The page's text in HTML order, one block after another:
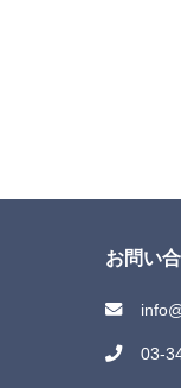
お問い
03-